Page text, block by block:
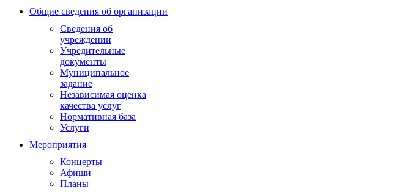
Общие сведения об организации
Сведения об
учреждении
Учредительные
документы
Муниципальное
задание
Независимая оценка
качества услуг
Нормативная база
Услуги
Мероприятия
Концерты
Афиши
Планы